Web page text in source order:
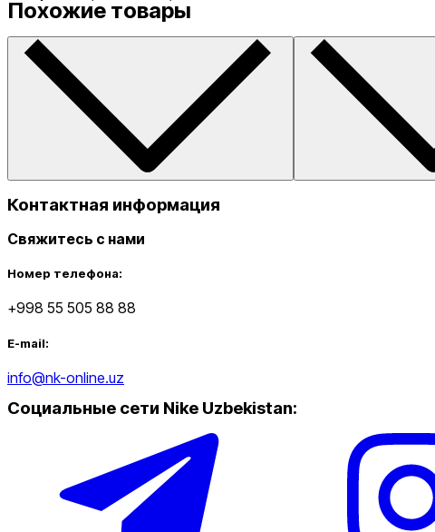
Похожие товары
Контактная информация
Свяжитесь с нами
Номер телефона:
+998 55 505 88 88
E-mail:
info@nk-online.uz
Социальные сети Nike Uzbekistan: